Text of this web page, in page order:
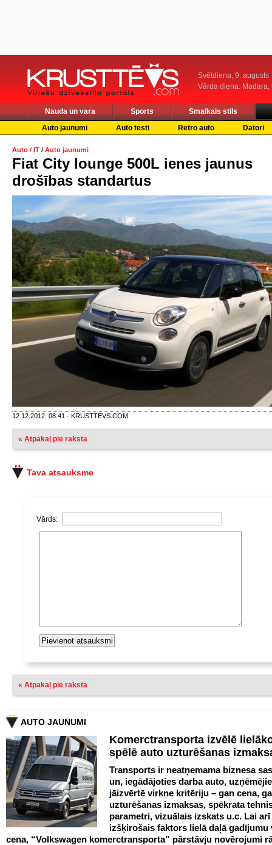
Svētdiena, 9. augusts
Vārda diena: Madara,
Nauda un vara Sports
Smalkais stils
Auto jaunumi
Auto testi Retro auto Datori
Auto / IT /Auto jaunumi
Fiat City lounge 500L ienes jaunus
drošības standartus
12.12.2012. 08:41 · KRUSTTEVS.COM
« Atpakaļ pie raksta
Tava atsauksme
Vārds:
« Atpakaļ pie raksta
AUTO JAUNUMI
Komerctransporta izvēlē
spēlē auto uzturēšanas
Transports ir neatņemama biznesa
un, iegādājoties darba auto,
jāizvērtē virkne kritēriju – gan cena,
uzturēšanas izmaksas, spēkrata
parametri, vizuālais izskats u.c. Lai
izšķirošais faktors lielā daļā gadījumu
cena, “Volkswagen komerctransporta” pārstāvju novērojumi